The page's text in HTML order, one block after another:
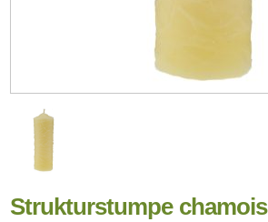
Strukturstumpe chamois